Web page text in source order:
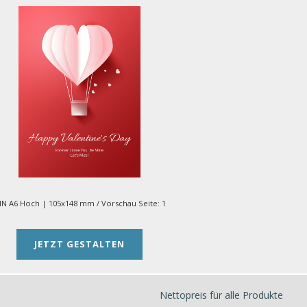
A6 Hoch | 105x148 mm / Vorschau Seite: 1
JETZT GESTALTEN
Nettopreis für alle Produkte